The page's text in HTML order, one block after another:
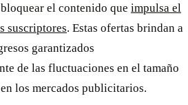
el contenido que impulsa el
suscriptores. Estas ofertas brindan a
garantizados
de las fluctuaciones en el tamaño
los mercados publicitarios.